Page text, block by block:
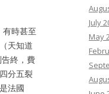
有時甚至
天知道
終，費
分五裂
法國
July
May